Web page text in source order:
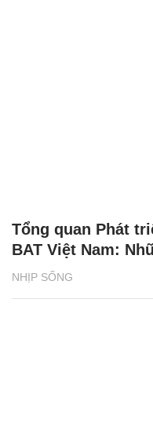
NHỊP SỐNG
Tổng quan Phát
BAT Việt Nam: